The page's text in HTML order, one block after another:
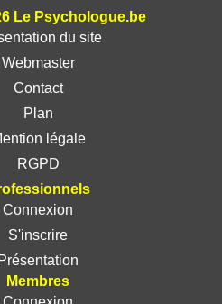
Le Psychologue.be
du site
Webmaster
Contact
Plan
légale
RGPD
Connexion
S'inscrire
Présentation
Membres